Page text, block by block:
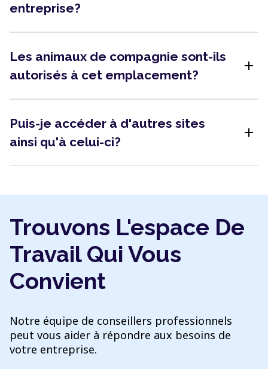
entreprise?
Les animaux de compagnie sont-ils
autorisés à cet emplacement?
add
Puis-je accéder à d'autres sites
ainsi qu'à celui-ci?
add
Trouvons L'espace De
Travail Qui Vous
Convient
Notre équipe de conseillers professionnels
peut vous aider à répondre aux besoins de
votre entreprise.